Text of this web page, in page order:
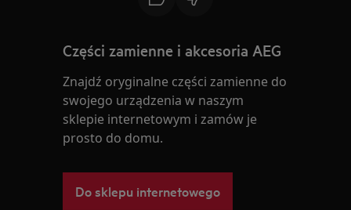
Części zamienne i akcesoria AEG
Znajdź oryginalne części zamienne do
swojego urządzenia w naszym
sklepie internetowym i zamów je
prosto do domu.
Do sklepu internetowego